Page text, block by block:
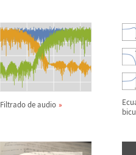
Filtrado de audio